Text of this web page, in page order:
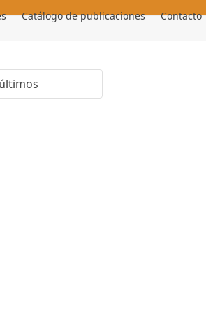
Catálogo de publicaciones Contacto